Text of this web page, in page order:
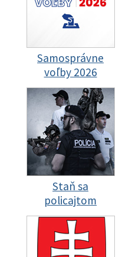
Samosprávne
voľby 2026
Staň sa
policajtom